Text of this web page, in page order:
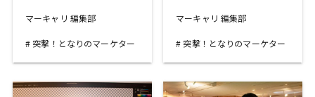
マーキャリ 編集部
突撃！となりのマーケター
マーキャリ 編集部
突撃！となりのマーケター